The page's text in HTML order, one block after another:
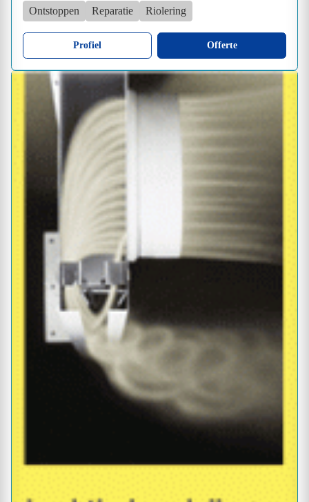
Ontstoppen Reparatie Riolering
Profiel Offerte